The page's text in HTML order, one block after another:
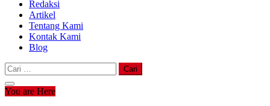
Redaksi
Artikel
Tentang Kami
Kontak Kami
Blog
Cari
untuk:
You are Here